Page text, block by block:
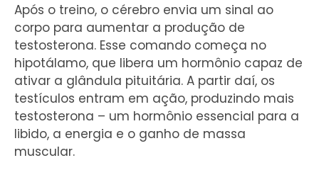
Após o treino, o cérebro envia um sinal ao
corpo para aumentar a produção de
testosterona. Esse comando começa no
hipotálamo, que libera um hormônio capaz de
ativar a glândula pituitária. A partir daí, os
testículos entram em ação, produzindo mais
testosterona – um hormônio essencial para a
libido, a energia e o ganho de massa
muscular.